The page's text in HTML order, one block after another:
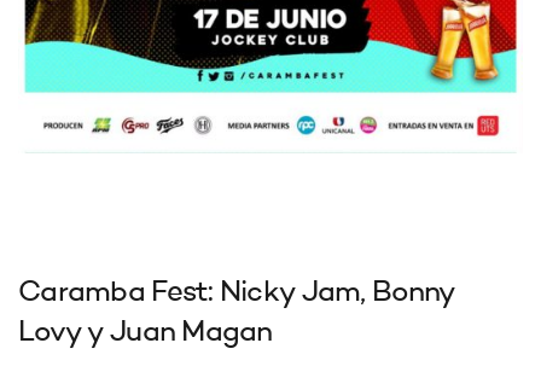
Caramba Fest: Nicky Jam, Bonny
Lovy y Juan Magan